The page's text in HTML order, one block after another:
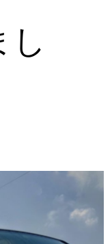
し